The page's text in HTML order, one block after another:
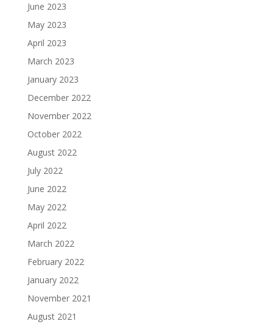
June 2023
May 2023
April 2023
March 2023
January 2023
December 2022
November 2022
October 2022
August 2022
July 2022
June 2022
May 2022
April 2022
March 2022
February 2022
January 2022
November 2021
August 2021